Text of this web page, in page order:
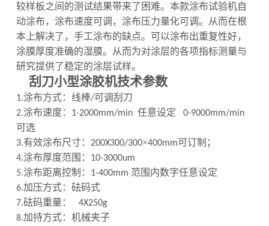
较样板之间的测试结果带来了困难。本款涂布试验机自
动涂布，涂布速度可调，涂布压力量化可调。 从而在根
本上解决了，手工涂布的缺点。可以涂布出重复性好，
涂膜厚度准确的湿膜。从而为对涂层的各项指标测量与
研究提供了稳定的涂层试样。
刮刀小型涂胶机技术参数
1.涂布方式：线棒/可调刮刀
2.涂布速度： 1-2000mm/min任意设定 0-9000mm/min
可选
3.有效涂布尺寸： 200X300/300×400mm可订制 ；
4.涂布厚度范围： 10-3000um
5.涂布距离控制： 1-400mm 范围内数字任意设定
6.加压方式：砝码式
7.砝码重量：4X250g
8.加持方式：机械夹子